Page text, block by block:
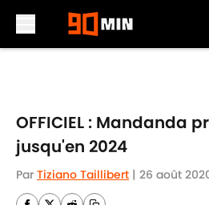
OFFICIEL : Mandanda
jusqu'en 2024
Par Tiziano Taillibert | 26 août